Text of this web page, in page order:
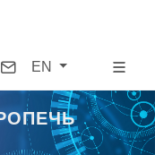
Contact
EN